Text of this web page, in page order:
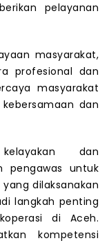
pelayanan
masyarakat,
profesional dan
masyarakat
dan
dan
pengawas untuk
dilaksanakan
langkah penting
di Aceh.
kompetensi